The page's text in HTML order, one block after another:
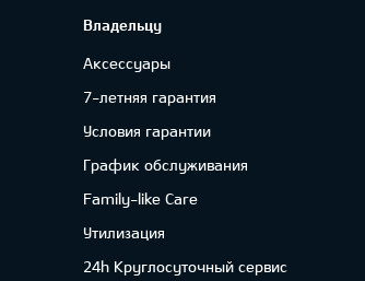
Владельцу
Аксессуары
7-летняя гарантия
Условия гарантии
График обслуживания
Family-like Care
Утилизация
24h Круглосуточный сервис